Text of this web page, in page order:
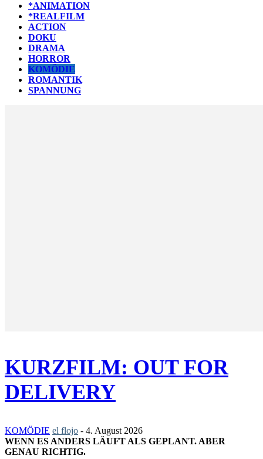
*ANIMATION
*REALFILM
ACTION
DOKU
DRAMA
HORROR
KOMÖDIE
ROMANTIK
SPANNUNG
KURZFILM: OUT FOR
DELIVERY
KOMÖDIE el flojo - 4. August 2026
WENN ES ANDERS LÄUFT ALS GEPLANT. ABER
GENAU RICHTIG.